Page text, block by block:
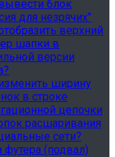
блок
для незрячих"
верхний
шапки в
версии
ширину
в строке
цепочки
расшаривания
сети?
футера (подвал)